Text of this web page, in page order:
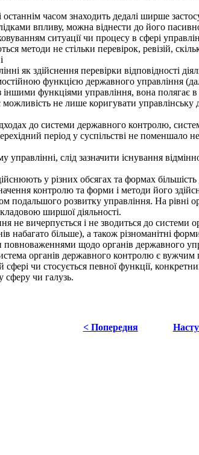
часом знаходить дедалі ширше
впливу, можна віднести до його
ситуації чи процесу в сфері
методи не стільки перевірок, ревізій,
як здійснення перевірки відповідності
функцією державного управління
функціями управління, вона полягає
не лише коригувати
до системи державного контролю,
період у суспільстві не поменшало
слід зазначити існування
у різних обсягах та формах
контролю та форми і методи його
подальшого розвитку управління. На
ширшої діяльності.
не вичерпується і не зводиться до системи
набагато більше), а також різноманітні
щодо органів державного
органів державного контролю є
сфері чи стосується певної функції,
чи галузь.
< Попередня